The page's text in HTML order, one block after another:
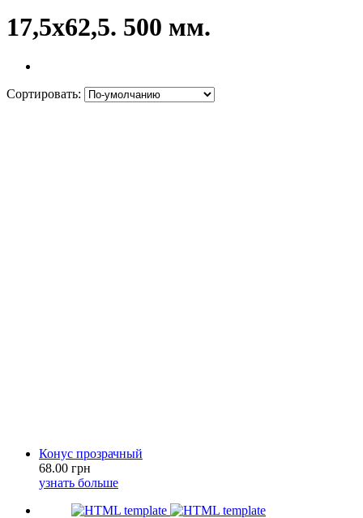
17,5х62,5. 500 мм.
Сортировать:
Конус прозрачный
68.00 грн
узнать больше